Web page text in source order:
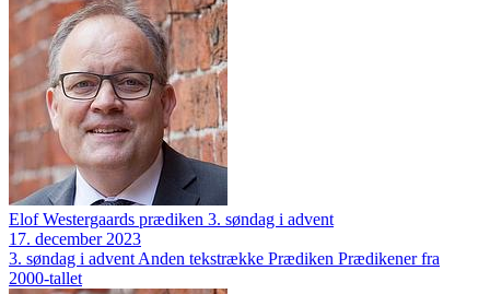
Elof Westergaards prædiken 3. søndag i advent
17. december 2023
3. søndag i advent Anden tekstrække Prædiken Prædikener fra
2000-tallet